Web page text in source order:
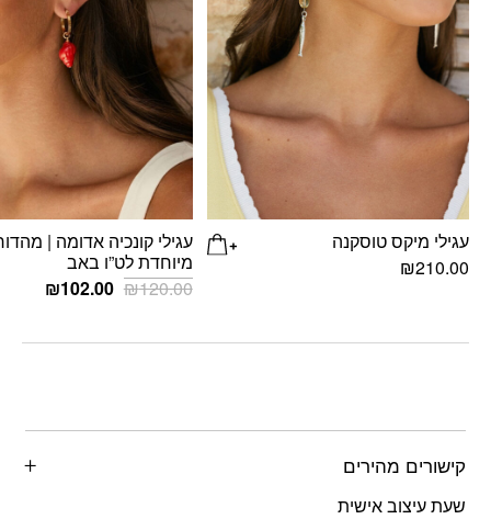
עגילי מיקס טוסקנה
₪210.00
עגילי קונכיה אדומה |
מיוחדת לט”ו באב
₪120.00
המחיר
₪120.00.
₪102.00
קישורים מהירים
שעת עיצוב אישית